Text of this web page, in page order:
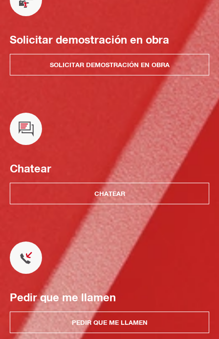
Solicitar demostración en obra
SOLICITAR DEMOSTRACIÓN EN OBRA
Chatear
CHATEAR
Pedir que me llamen
PEDIR QUE ME LLAMEN